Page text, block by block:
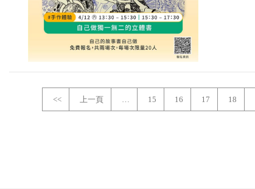
<< 上一頁 … 15 16 17 18